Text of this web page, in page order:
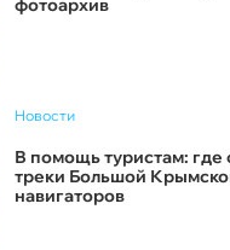
фотоархив
Новости
В помощь туристам: где
треки Большой
навигаторов